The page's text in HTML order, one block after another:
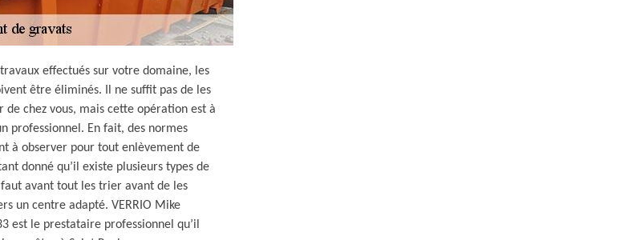
effectués sur votre domaine, les
être éliminés. Il ne suffit pas de les
chez vous, mais cette opération est à
professionnel. En fait, des normes
à observer pour tout enlèvement de
donné qu’il existe plusieurs types de
avant tout les trier avant de les
un centre adapté. VERRIO Mike
est le prestataire professionnel qu’il